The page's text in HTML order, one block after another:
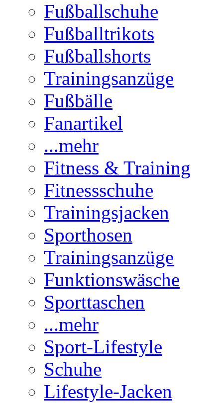
Fußballschuhe
Fußballtrikots
Fußballshorts
Trainingsanzüge
Fußbälle
Fanartikel
...mehr
Fitness & Training
Fitnessschuhe
Trainingsjacken
Sporthosen
Trainingsanzüge
Funktionswäsche
Sporttaschen
...mehr
Sport-Lifestyle
Schuhe
Lifestyle-Jacken